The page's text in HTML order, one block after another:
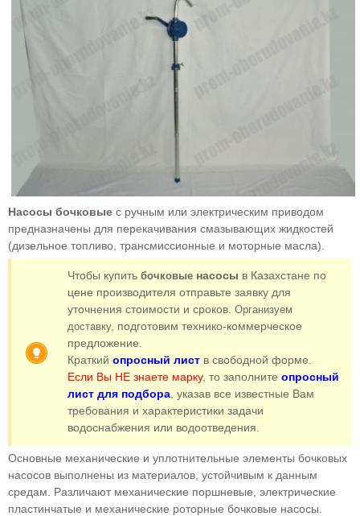
Насосы бочковые с ручным или электрическим приводом
предназначены для перекачивания смазывающих жидкостей
(дизельное топливо, трансмиссионные и моторные масла).
Чтобы купить бочковые насосы в Казахстане по
цене производителя отправьте заявку для
уточнения стоимости и сроков. Организуем
доставку, подготовим технико-коммерческое
предложение.
Краткий опросный лист в свободной форме.
Если Вы НЕ знаете марку, то заполните опросный
лист для подбора, указав все известные Вам
требования и характеристики задачи
водоснабжения или водоотведения.
Основные механические и уплотнительные элементы бочковых
насосов выполнены из материалов, устойчивым к данным
средам. Различают механические поршневые, электрические
пластинчатые и механические роторные бочковые насосы.